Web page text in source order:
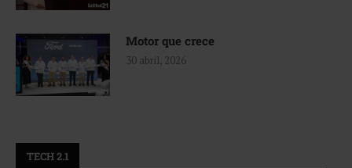
Motor que crece
30 abril, 2026
TECH 2.1